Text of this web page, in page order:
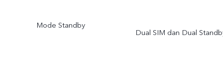
Mode Standby
Dual SIM dan Dual